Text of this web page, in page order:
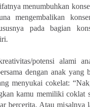
menumbuhkan
mengembalikan
pada bagian
potensi alami
dengan anak
menyukai cokelat:
kamu memiliki coklat
bercerita. Atau misalnya